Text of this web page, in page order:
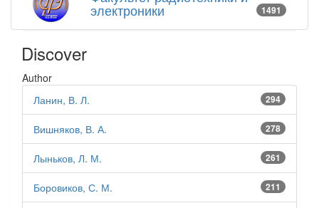
электроники 1491
Discover
Author
294
Ланин, В. Л.
278
Вишняков, В. А.
261
Лыньков, Л. М.
211
Боровиков, С. М.